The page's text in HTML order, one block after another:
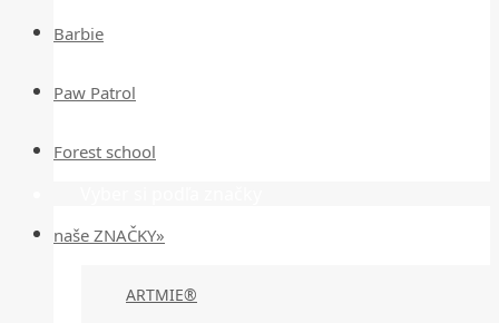
Barbie
Paw Patrol
Forest school
naše ZNAČKY»
ARTMIE®